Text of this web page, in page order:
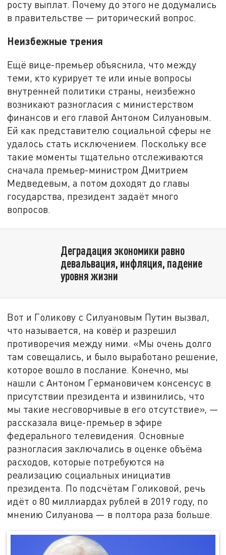
росту выплат. Почему до этого не додумались
в правительстве — риторический вопрос.
Неизбежные трения
Ещё вице-премьер объяснила, что между
теми, кто курирует те или иные вопросы
внутренней политики страны, неизбежно
возникают разногласия с министерством
финансов и его главой Антоном Силуановым.
Ей как представителю социальной сферы не
удалось стать исключением. Поскольку все
такие моменты тщательно отслеживаются
сначала премьер-министром Дмитрием
Медведевым, а потом доходят до главы
государства, президент задаёт много
вопросов.
Деградация экономики равно
девальвация, инфляция, падение
уровня жизни
Вот и Голикову с Силуановым Путин вызвал,
что называется, на ковёр и разрешил
противоречия между ними. «Мы очень долго
там совещались, и было выработано решение,
которое вошло в послание. Конечно, мы
нашли с Антоном Германовичем консенсус в
присутствии президента и извинились, что
мы такие несговорчивые в его отсутствие», —
рассказала вице-премьер в эфире
федерального телевидения. Основные
разногласия заключались в оценке объёма
расходов, которые потребуются на
реализацию социальных инициатив
президента. По подсчётам Голиковой, речь
идёт о 80 миллиардах рублей в 2019 году, по
мнению Силуанова — в полтора раза больше.